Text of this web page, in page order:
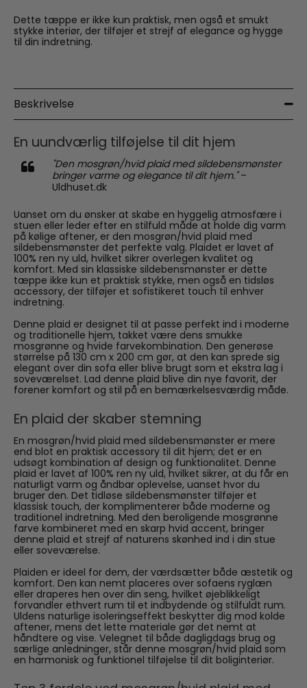
Dette tæppe er ikke kun praktisk, men også et smukt
stykke interiør, der tilføjer et strejf af elegance og hygge
til din indretning.
Beskrivelse
En uundværlig tilføjelse til dit hjem
"Den mosgrøn/hvid plaid med sildebensmønster
bringer varme og elegance til dit hjem."–
Uldhuset.dk
Uanset om du ønsker at skabe en hyggelig atmosfære i
stuen eller leder efter en stilfuld måde at holde dig varm
på kølige aftener, er den mosgrøn/hvid plaid med
sildebensmønster det perfekte valg. Plaidet er lavet af
100% ren ny uld, hvilket sikrer overlegen kvalitet og
komfort. Med sin klassiske sildebensmønster er dette
tæppe ikke kun et praktisk stykke, men også en tidsløs
accessory, der tilføjer et sofistikeret touch til enhver
indretning.
Denne plaid er designet til at passe perfekt ind i moderne
og traditionelle hjem, takket være dens smukke
mosgrønne og hvide farvekombination. Den generøse
størrelse på 130 cm x 200 cm gør, at den kan sprede sig
elegant over din sofa eller blive brugt som et ekstra lag i
soveværelset. Lad denne plaid blive din nye favorit, der
forener komfort og stil på en bemærkelsesværdig måde.
En plaid der skaber stemning
En mosgrøn/hvid plaid med sildebensmønster er mere
end blot en praktisk accessory til dit hjem; det er en
udsøgt kombination af design og funktionalitet. Denne
plaid er lavet af 100% ren ny uld, hvilket sikrer, at du får en
naturligt varm og åndbar oplevelse, uanset hvor du
bruger den. Det tidløse sildebensmønster tilføjer et
klassisk touch, der komplimenterer både moderne og
traditionel indretning. Med den beroligende mosgrønne
farve kombineret med en skarp hvid accent, bringer
denne plaid et strejf af naturens skønhed ind i din stue
eller soveværelse.
Plaiden er ideel for dem, der værdsætter både æstetik og
komfort. Den kan nemt placeres over sofaens ryglæn
eller draperes hen over din seng, hvilket øjeblikkeligt
forvandler ethvert rum til et indbydende og stilfuldt rum.
Uldens naturlige isoleringseffekt beskytter dig mod kolde
aftener, mens det lette materiale gør det nemt at
håndtere og vise. Velegnet til både dagligdags brug og
særlige anledninger, står denne mosgrøn/hvid plaid som
en harmonisk og funktionel tilføjelse til dit boliginteriør.